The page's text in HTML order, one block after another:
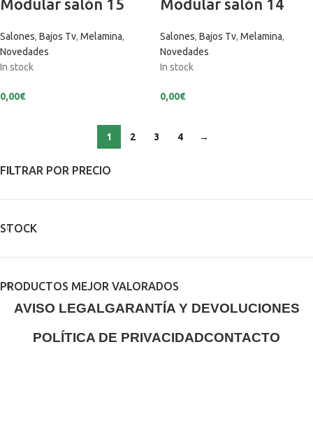
FILTRAR POR PRECIO
STOCK
PRODUCTOS MEJOR VALORADOS
Modular salón 15
Salones, Bajos Tv, Melamina,
Novedades
In stock
0,00€
Modular salón 14
Salones, Bajos Tv, Melamina,
Novedades
In stock
0,00€
1 2 3 4 →
AVISO LEGALGARANTÍA Y DEVOLUCIONES
POLÍTICA DE PRIVACIDADCONTACTO